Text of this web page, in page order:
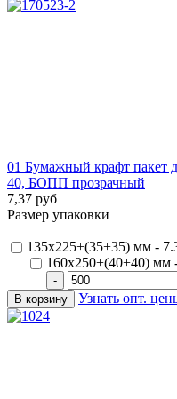
01 Бумажный крафт пакет
40, БОПП прозрачный
7,37 руб
Размер упаковки
135х225+(35+35) мм -
160х250+(40+40) мм
Узнать опт.